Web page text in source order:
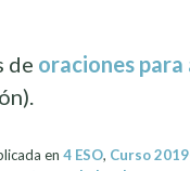
de oraciones para
en 4 ESO, Curso